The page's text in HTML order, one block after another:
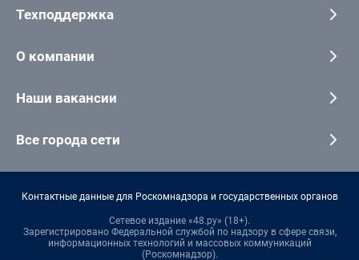
Техподдержка
О компании
Наши вакансии
Все города сети
Контактные данные для Роскомнадзора и государственных органов
Сетевое издание «48.ру» (18+).
Зарегистрировано Федеральной службой по надзору в сфере связи,
информационных технологий и массовых коммуникаций
(Роскомнадзор).